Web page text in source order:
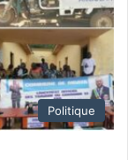
Politique